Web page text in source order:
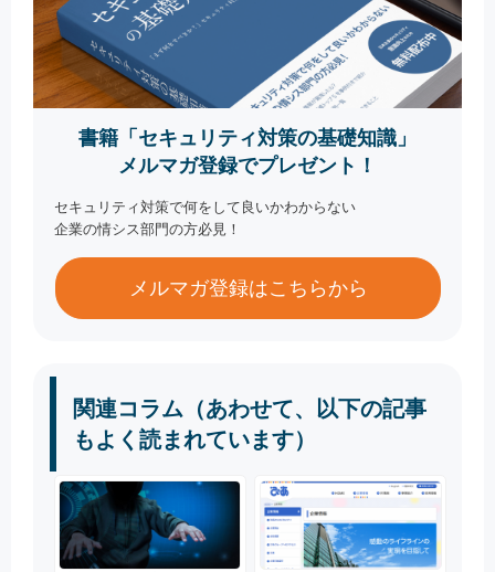
書籍「セキュリティ対策の基礎知識」
メルマガ登録でプレゼント！
セキュリティ対策で何をして良いかわからない
企業の情シス部門の方必見！
メルマガ登録はこちらから
関連コラム（あわせて、以下の記事
もよく読まれています）